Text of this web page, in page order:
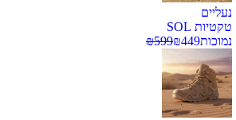
נעליים
טקטיות SOL
נמוכות
₪449
₪599